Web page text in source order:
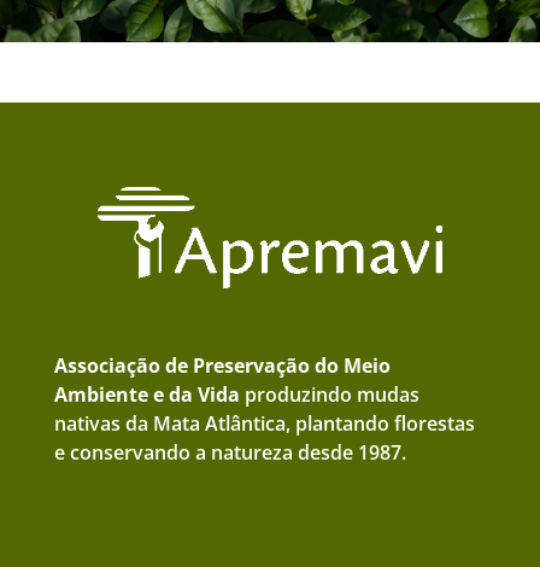
Associação de Preservação do Meio
Ambiente e da Vida produzindo mudas
nativas da Mata Atlântica, plantando florestas
e conservando a natureza desde 1987.